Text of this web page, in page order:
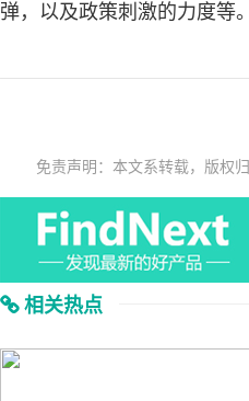
弹，以及政策刺激的力度等
免责声明：本文系转载，版权
相关热点